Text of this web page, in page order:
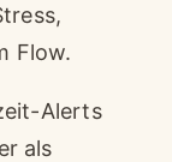
Flow.
Alerts
als